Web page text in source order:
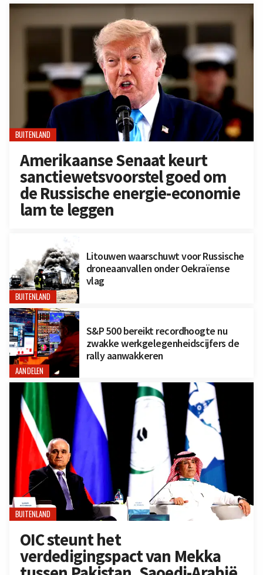
BUITENLAND
Amerikaanse Senaat keurt
sanctiewetsvoorstel goed om
de Russische energie-economie
lam te leggen
BUITENLAND
Litouwen waarschuwt voor Russische
droneaanvallen onder Oekraïense
vlag
AANDELEN
S&P 500 bereikt recordhoogte nu
zwakke werkgelegenheidscijfers de
rally aanwakkeren
BUITENLAND
OIC steunt het
verdedigingspact van Mekka